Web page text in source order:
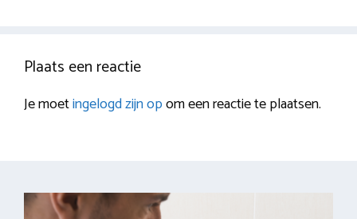
Plaats een reactie
Je moetingelogd zijn opom een reactie te plaatsen.